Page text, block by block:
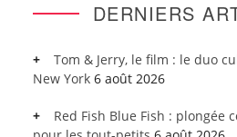
DERNIERS
Tom & Jerry, le film : le duo
New York 6 août 2026
Red Fish Blue Fish : plongée